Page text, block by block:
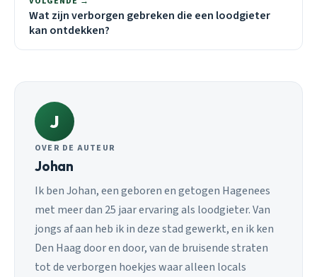
Wat zijn verborgen gebreken die een loodgieter
kan ontdekken?
J
OVER DE AUTEUR
Johan
Ik ben Johan, een geboren en getogen Hagenees
met meer dan 25 jaar ervaring als loodgieter. Van
jongs af aan heb ik in deze stad gewerkt, en ik ken
Den Haag door en door, van de bruisende straten
tot de verborgen hoekjes waar alleen locals